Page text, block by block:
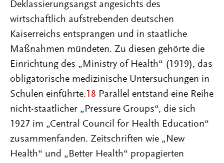
Deklassierungsangst angesichts des
wirtschaftlich aufstrebenden deutschen
Kaiserreichs entsprangen und in staatliche
Maßnahmen mündeten. Zu diesen gehörte die
Einrichtung des „Ministry of Health“ (1919), das
obligatorische medizinische Untersuchungen in
Schulen einführte.18 Parallel entstand eine Reihe
nicht-staatlicher „Pressure Groups“, die sich
1927 im „Central Council for Health Education“
zusammenfanden. Zeitschriften wie „New
Health“ und „Better Health“ propagierten